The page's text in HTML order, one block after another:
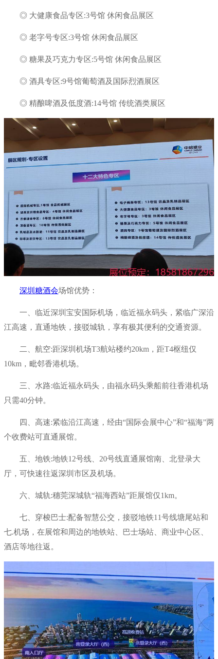
◎ 大健康食品专区:3号馆 休闲食品展区
◎ 老字号专区:3号馆 休闲食品展区
◎ 糖果及巧克力专区:5号馆 休闲食品展区
◎ 酒具专区:9号馆葡萄酒及国际烈酒展区
◎ 精酿啤酒及低度酒:14号馆 传统酒类展区
深圳糖酒会场馆优势：
一、临近深圳宝安国际机场，临近福永码头，紧临广深沿
江高速，直通地铁，接驳城轨，享有极其便利的交通资源。
二、航空:距深圳机场T3航站楼约20km，距T4枢纽仅
10km，毗邻香港机场。
三、水路:临近福永码头，由福永码头乘船前往香港机场
只需40分钟。
四、高速:紧临沿江高速，经由“国际会展中心”和“福海”两
个收费站可直通展馆。
五、地铁:地铁12号线、20号线直通展馆南、北登录大
厅，可快速往返深圳市区及机场。
六、城轨:穗莞深城轨“福海西站”距展馆仅1km。
七、穿梭巴士:配备智慧公交，接驳地铁11号线塘尾站和
七.机场，在展馆和周边的地铁站、巴士场站、商业中心区、
酒店等地往返。